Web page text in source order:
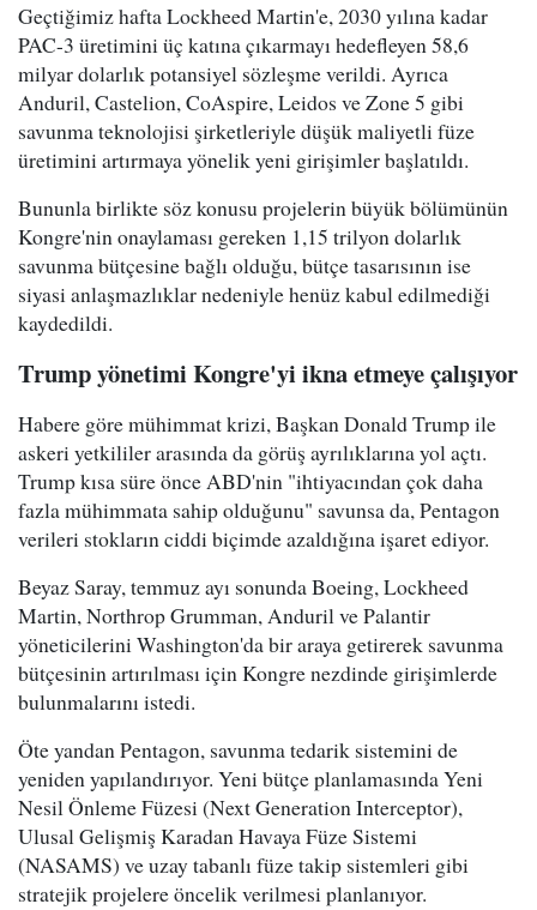
Geçtiğimiz hafta Lockheed Martin'e, 2030 yılına kadar
PAC-3 üretimini üç katına çıkarmayı hedefleyen 58,6
milyar dolarlık potansiyel sözleşme verildi. Ayrıca
Anduril, Castelion, CoAspire, Leidos ve Zone 5 gibi
savunma teknolojisi şirketleriyle düşük maliyetli füze
üretimini artırmaya yönelik yeni girişimler başlatıldı.
Bununla birlikte söz konusu projelerin büyük bölümünün
Kongre'nin onaylaması gereken 1,15 trilyon dolarlık
savunma bütçesine bağlı olduğu, bütçe tasarısının ise
siyasi anlaşmazlıklar nedeniyle henüz kabul edilmediği
kaydedildi.
Trump yönetimi Kongre'yi ikna etmeye çalışıyor
Habere göre mühimmat krizi, Başkan Donald Trump ile
askeri yetkililer arasında da görüş ayrılıklarına yol açtı.
Trump kısa süre önce ABD'nin "ihtiyacından çok daha
fazla mühimmata sahip olduğunu" savunsa da, Pentagon
verileri stokların ciddi biçimde azaldığına işaret ediyor.
Beyaz Saray, temmuz ayı sonunda Boeing, Lockheed
Martin, Northrop Grumman, Anduril ve Palantir
yöneticilerini Washington'da bir araya getirerek savunma
bütçesinin artırılması için Kongre nezdinde girişimlerde
bulunmalarını istedi.
Öte yandan Pentagon, savunma tedarik sistemini de
yeniden yapılandırıyor. Yeni bütçe planlamasında Yeni
Nesil Önleme Füzesi (Next Generation Interceptor),
Ulusal Gelişmiş Karadan Havaya Füze Sistemi
(NASAMS) ve uzay tabanlı füze takip sistemleri gibi
stratejik projelere öncelik verilmesi planlanıyor.